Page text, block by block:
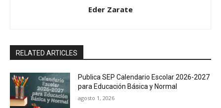
Eder Zarate
RELATED ARTICLES
Publica SEP Calendario Escolar 2026-2027
para Educación Básica y Normal
agosto 1, 2026